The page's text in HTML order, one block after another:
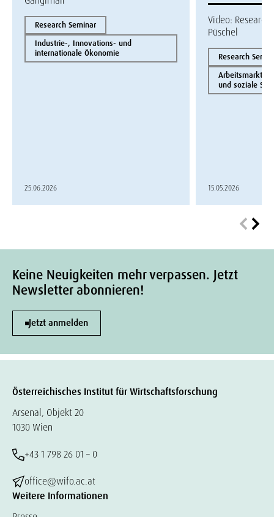
Research Seminar
Industrie-, Innovations- und
internationale Ökonomie
25.06.2026
Video:
Püschel
Research
und soziale
15.05.2026
Keine Neuigkeiten mehr verpassen. Jetzt
Newsletter abonnieren!
Jetzt anmelden
Österreichisches Institut für Wirtschaftsforschung
Arsenal, Objekt 20
1030 Wien
+43 1 798 26 01 – 0
office@wifo.ac.at
Weitere Informationen